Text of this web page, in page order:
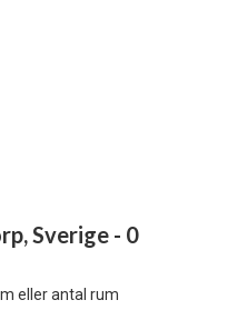
Sverige - 0
eller antal rum